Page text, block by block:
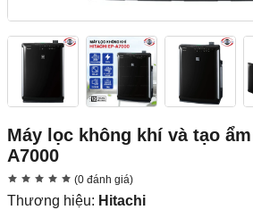
Máy lọc không khí và tạo
A7000
(0 đánh giá)
Thương hiệu: Hitachi